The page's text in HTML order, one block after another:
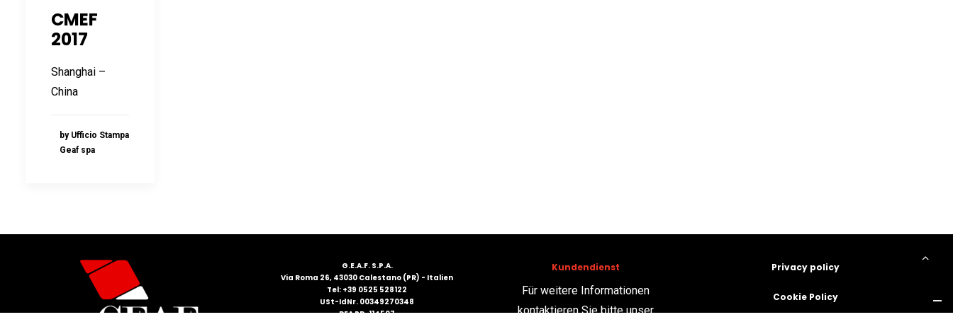
CMEF
2017
Shanghai –
China
by Ufficio Stampa
Geaf spa
G.E.A.F. S.P.A.
Via Roma 26, 43030 Calestano (PR) - Italien
Tel: +39 0525 528122
USt-IdNr. 00349270348
REA PR-114507
Kundendienst
Für weitere Informationen
kontaktieren Sie bitte unser
Privacy policy
Cookie Policy